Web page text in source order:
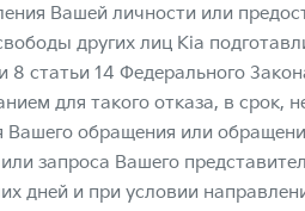
Вашей личности или
других лиц Kia
8 статьи 14 Федерального
для такого отказа, в
Вашего обращения или
запроса Вашего
дней и при условии